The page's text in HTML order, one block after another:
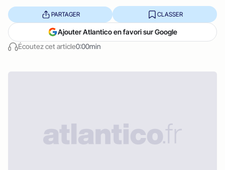
Écoutez cet article0:00min
PARTAGER CLASSER
Ajouter Atlantico en favori sur Google